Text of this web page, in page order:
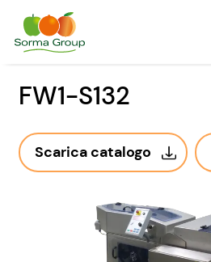
FW1-S132
Scarica catalogo